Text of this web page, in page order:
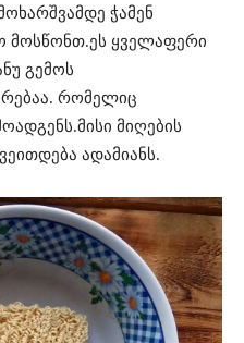
ჭამენ
მოსწონთ.ეს ყველაფერი
გემოს
რომელიც
მიღების
ადამიანს.